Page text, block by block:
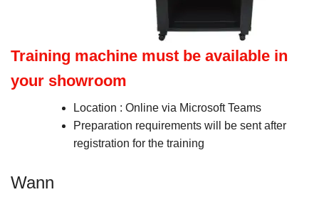
Training machine must be available in
your showroom
Location : Online via Microsoft Teams
Preparation requirements will be sent after
registration for the training
Wann